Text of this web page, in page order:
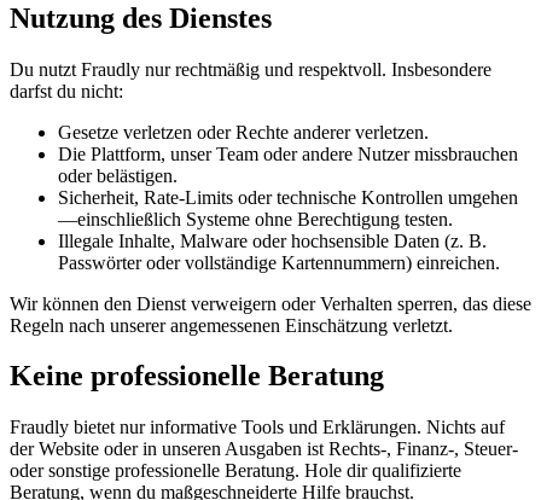
Nutzung des Dienstes
Du nutzt Fraudly nur rechtmäßig und respektvoll. Insbesondere
darfst du nicht:
Gesetze verletzen oder Rechte anderer verletzen.
Die Plattform, unser Team oder andere Nutzer missbrauchen
oder belästigen.
Sicherheit, Rate-Limits oder technische Kontrollen umgehen
—einschließlich Systeme ohne Berechtigung testen.
Illegale Inhalte, Malware oder hochsensible Daten (z. B.
Passwörter oder vollständige Kartennummern) einreichen.
Wir können den Dienst verweigern oder Verhalten sperren, das diese
Regeln nach unserer angemessenen Einschätzung verletzt.
Keine professionelle Beratung
Fraudly bietet nur informative Tools und Erklärungen. Nichts auf
der Website oder in unseren Ausgaben ist Rechts-, Finanz-, Steuer-
oder sonstige professionelle Beratung. Hole dir qualifizierte
Beratung, wenn du maßgeschneiderte Hilfe brauchst.